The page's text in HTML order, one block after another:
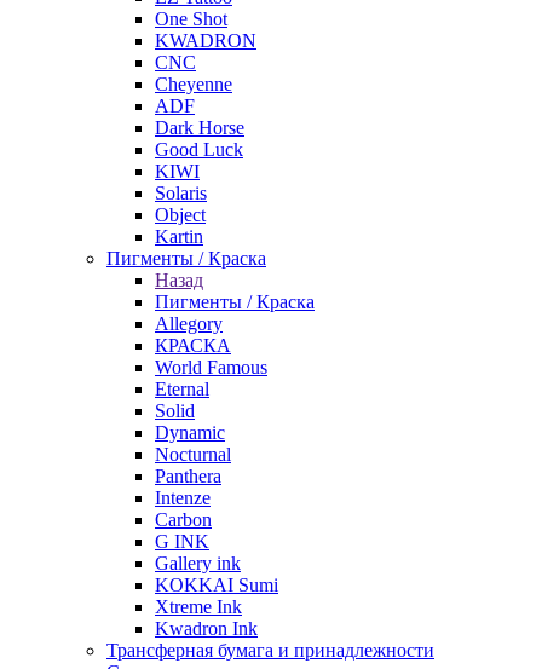
One Shot
KWADRON
CNC
Cheyenne
ADF
Dark Horse
Good Luck
KIWI
Solaris
Object
Kartin
Пигменты / Краска
Назад
Пигменты / Краска
Allegory
КРАСКА
World Famous
Eternal
Solid
Dynamic
Nocturnal
Panthera
Intenze
Carbon
G INK
Gallery ink
KOKKAI Sumi
Xtreme Ink
Kwadron Ink
Трансферная бумага и принадлежности